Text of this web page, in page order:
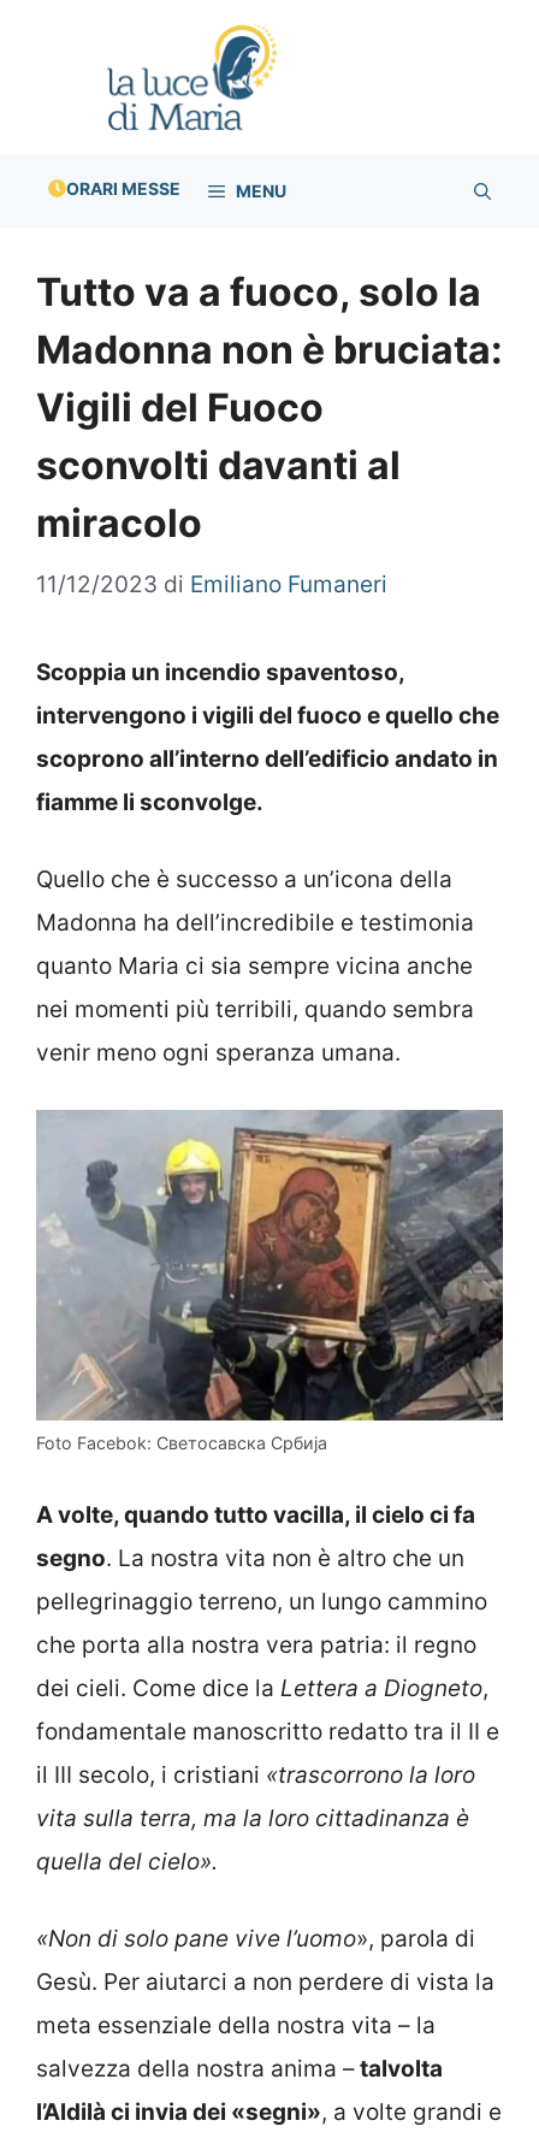
ORARI MESSE MENU
Tutto va a fuoco, solo la
Madonna non è bruciata:
Vigili del Fuoco
sconvolti davanti al
miracolo
11/12/2023 di Emiliano Fumaneri
Scoppia un incendio spaventoso,
intervengono i vigili del fuoco e quello che
scoprono all’interno dell’edificio andato in
fiamme li sconvolge.
Quello che è successo a un’icona della
Madonna ha dell’incredibile e testimonia
quanto Maria ci sia sempre vicina anche
nei momenti più terribili, quando sembra
venir meno ogni speranza umana.
Foto Facebok: Светосавска Србија
A volte, quando tutto vacilla, il cielo ci fa
segno. La nostra vita non è altro che un
pellegrinaggio terreno, un lungo cammino
che porta alla nostra vera patria: il regno
dei cieli. Come dice la Lettera a Diogneto,
fondamentale manoscritto redatto tra il II e
il III secolo, i cristiani «trascorrono la loro
vita sulla terra, ma la loro cittadinanza è
quella del cielo».
«Non di solo pane vive l’uomo», parola di
Gesù. Per aiutarci a non perdere di vista la
meta essenziale della nostra vita – la
salvezza della nostra anima –talvolta
l’Aldilà ci invia dei «segni», a volte grandi e